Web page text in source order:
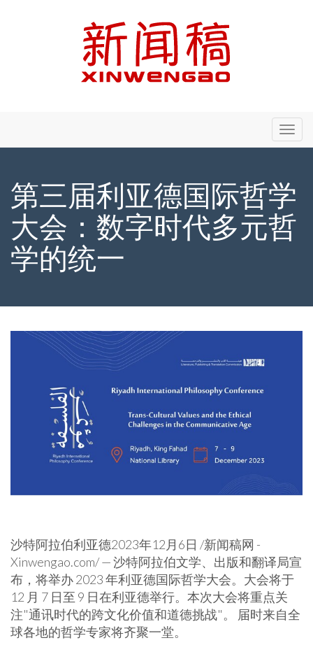
Menu
第三届利亚德国际哲学
大会：数字时代多元哲
学的统一
沙特阿拉伯利亚德2023年12月6日 /新闻稿网 -
Xinwengao.com/ — 沙特阿拉伯文学、出版和翻译局宣
布，将举办 2023 年利亚德国际哲学大会。大会将于
12 月 7 日至 9 日在利亚德举行。本次大会将重点关
注"通讯时代的跨文化价值和道德挑战"。 届时来自全
球各地的哲学专家将齐聚一堂。